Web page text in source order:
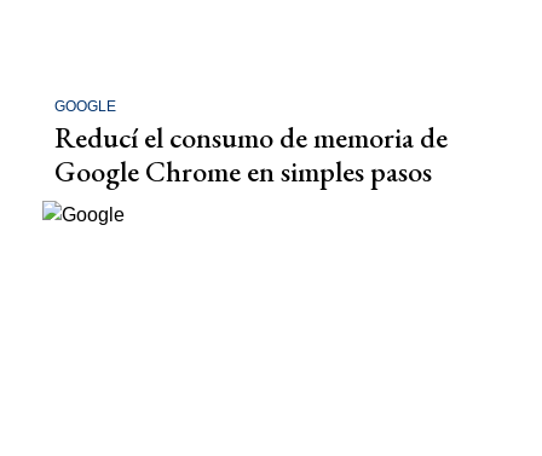
GOOGLE
Reducí el consumo de memoria de
Google Chrome en simples pasos